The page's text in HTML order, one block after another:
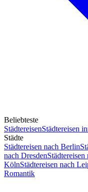
Beliebteste
StädtereisenStädtereisen
Städte
Städtereisen nach Berlin
nach Dresden
KölnStädtereisen nach
Romantik